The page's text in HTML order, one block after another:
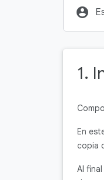
account_circle
1.
En
copia
Al